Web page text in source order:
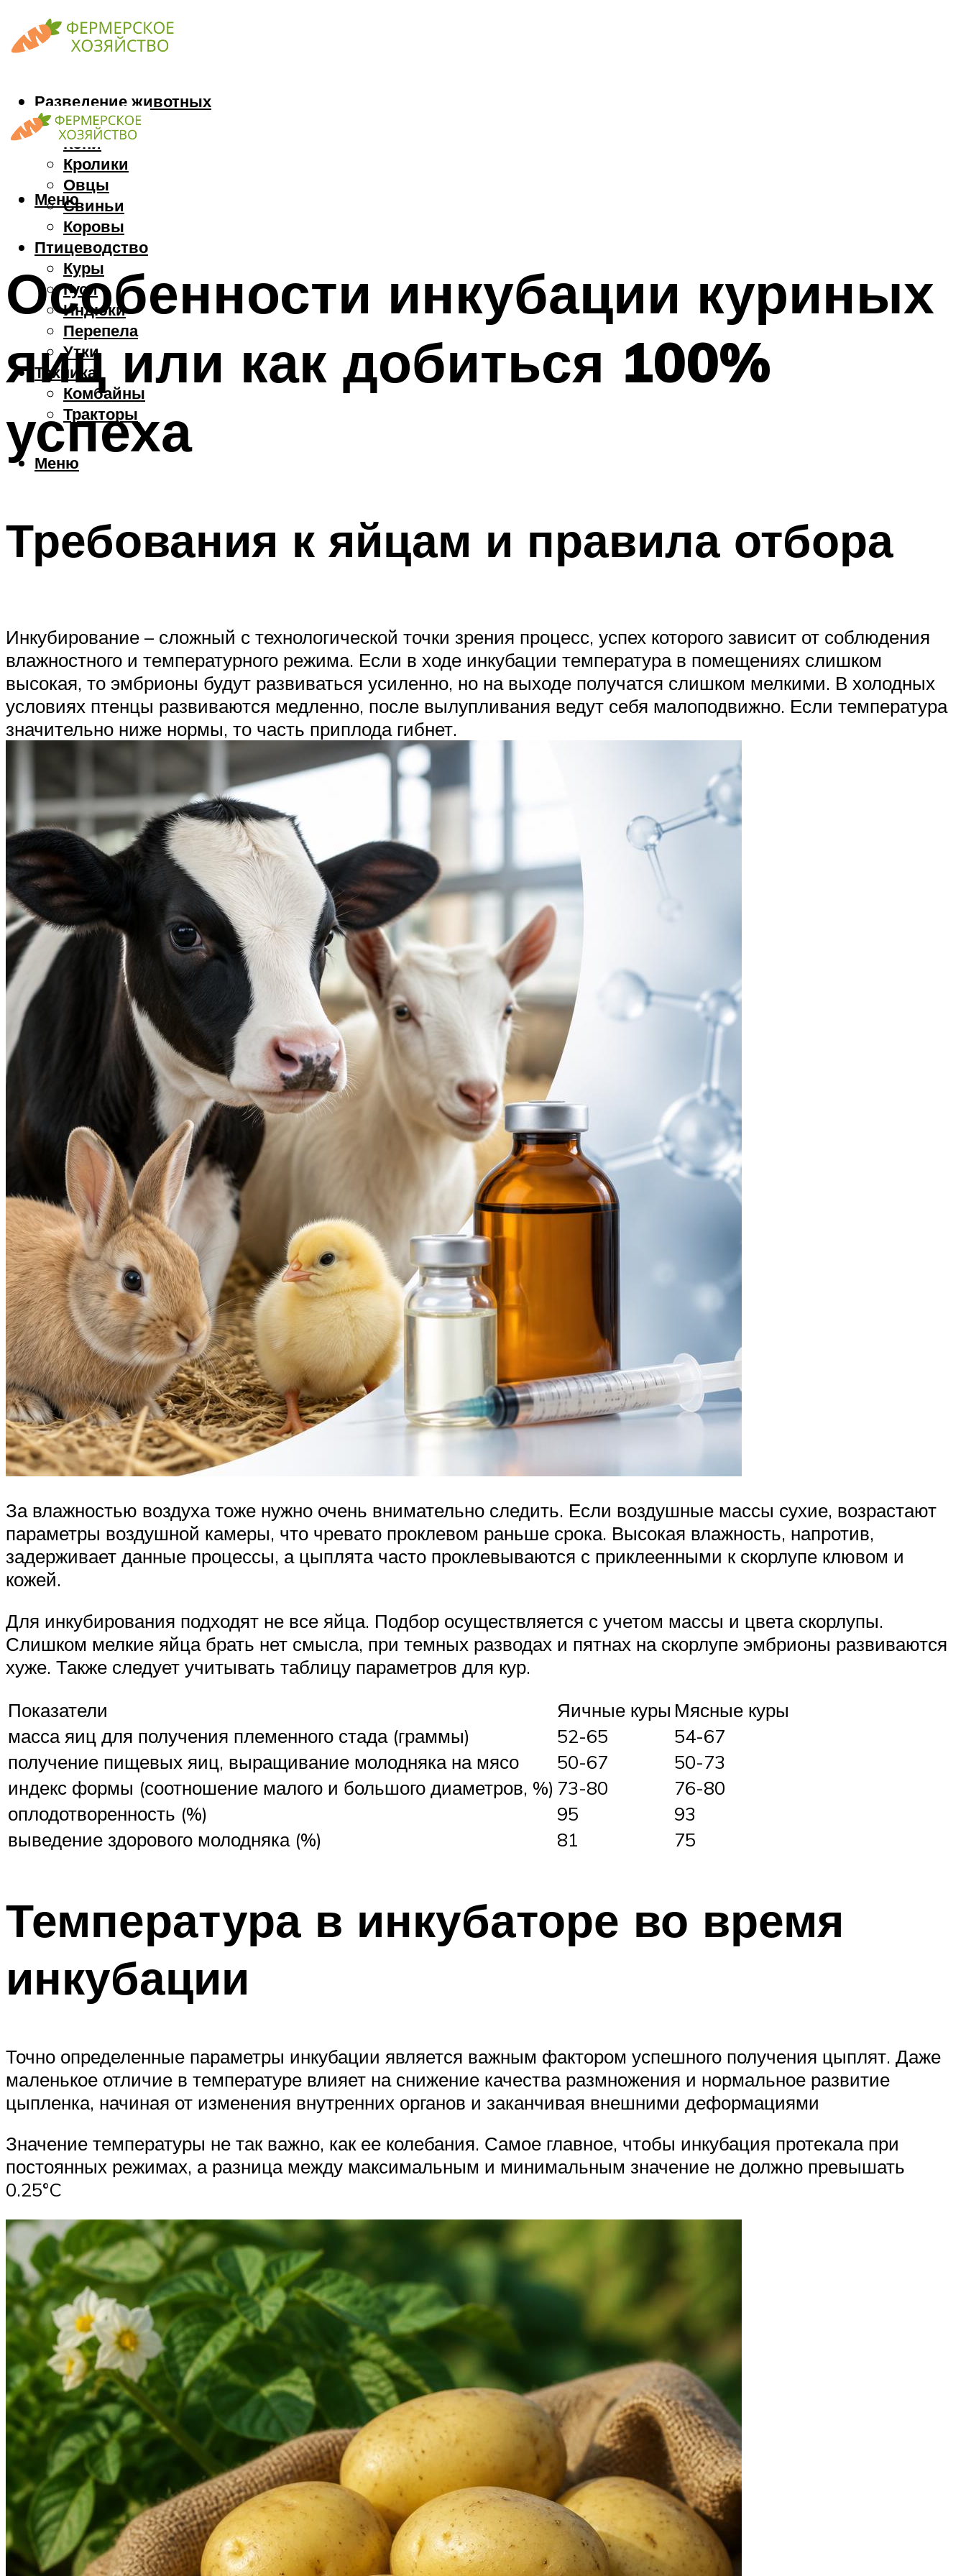
Разведение животных
Козы
Кони
Кролики
Овцы
Свиньи
Коровы
Птицеводство
Куры
Гуси
Индюки
Перепела
Утки
Техника
Комбайны
Тракторы
Меню
Меню
Особенности инкубации куриных
яиц или как добиться 100%
успеха
Требования к яйцам и правила отбора
Инкубирование – сложный с технологической точки зрения процесс, успех которого зависит от соблюдения
влажностного и температурного режима. Если в ходе инкубации температура в помещениях слишком
высокая, то эмбрионы будут развиваться усиленно, но на выходе получатся слишком мелкими. В холодных
условиях птенцы развиваются медленно, после вылупливания ведут себя малоподвижно. Если температура
значительно ниже нормы, то часть приплода гибнет.
За влажностью воздуха тоже нужно очень внимательно следить. Если воздушные массы сухие, возрастают
параметры воздушной камеры, что чревато проклевом раньше срока. Высокая влажность, напротив,
задерживает данные процессы, а цыплята часто проклевываются с приклеенными к скорлупе клювом и
кожей.
Для инкубирования подходят не все яйца. Подбор осуществляется с учетом массы и цвета скорлупы.
Слишком мелкие яйца брать нет смысла, при темных разводах и пятнах на скорлупе эмбрионы развиваются
хуже. Также следует учитывать таблицу параметров для кур.
Показатели
Яичные куры Мясные куры
масса яиц для получения племенного стада (граммы)
52-65
54-67
получение пищевых яиц, выращивание молодняка на мясо
50-67
50-73
индекс формы (соотношение малого и большого диаметров, %) 73-80
76-80
оплодотворенность (%)
95
93
выведение здорового молодняка (%)
81 75
Температура в инкубаторе во время
инкубации
Точно определенные параметры инкубации является важным фактором успешного получения цыплят. Даже
маленькое отличие в температуре влияет на снижение качества размножения и нормальное развитие
цыпленка, начиная от изменения внутренних органов и заканчивая внешними деформациями
Значение температуры не так важно, как ее колебания. Самое главное, чтобы инкубация протекала при
постоянных режимах, а разница между максимальным и минимальным значение не должно превышать
0.25°C